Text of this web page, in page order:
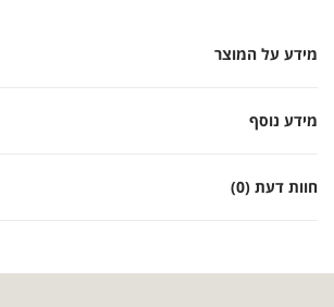
מידע על המוצר
מידע נוסף
חוות דעת (0)